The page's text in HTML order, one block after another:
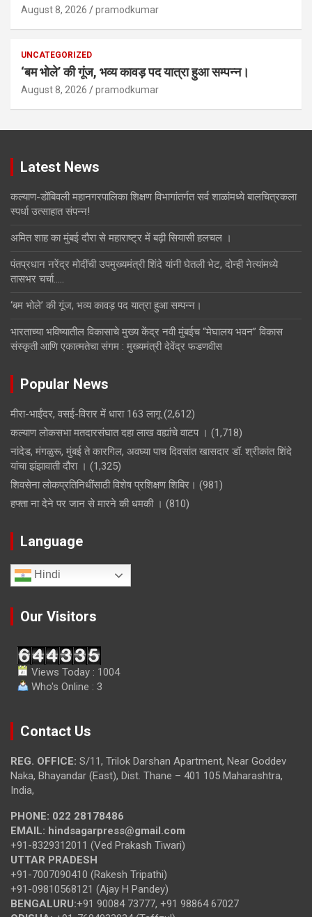
August 8, 2026 pramodkumar
UNCATEGORIZED
‘बम भोले’ की गूंज, भव्य कावड़ पद यात्रा हुआ सम्पन्न।
August 8, 2026 pramodkumar
Latest News
कल्याण-डोंबिवली महानगरपालिका शिक्षण विभागांतर्गत सर्व शाळांमध्ये बालचित्रकला
स्पर्धा उत्साहात संपन्न!
अमित शाह का मुंबई दौरा से महाराष्ट्र में बढ़ी सियासी हलचल ।
पंतप्रधान नरेंद्र मोदींची उपमुख्यमंत्री शिंदे यांनी घेतली भेट, दोन्ही नेत्यांमध्ये
तासभर चर्चा…..
‘बम भोले’ की गूंज, भव्य कावड़ पद यात्रा हुआ सम्पन्न।
भारताच्या भविष्यातील विकासाचे मुख्य केंद्र नवी मुंबईच “मेघालय भवन” विकास
संस्कृती आणि एकात्मतेचा संगम : मुख्यमंत्री देवेंद्र फडणवीस
Popular News
मीरा-भाईंदर, वसई-विरार में धारा 163 लागू (2,612)
कल्याण लोकसभा मतदारसंघात दहा लाख वह्यांचे वाटप । (1,718)
नांदेड, मंगळुरू, मुंबई ते कारगिल, अवघ्या पाच दिवसांत खासदार डॉ. श्रीकांत शिंदे
यांचा झंझावाती दौरा । (1,325)
शिवसेना लोकप्रतिनिधींसाठी विशेष प्रशिक्षण शिबिर। (981)
हफ्ता ना देने पर जान से मारने की धमकी । (810)
Language
Hindi
Our Visitors
Views Today : 1004
Who's Online : 3
Contact Us
REG. OFFICE: S/11, Trilok Darshan Apartment, Near Goddev
Naka, Bhayandar (East), Dist. Thane – 401 105 Maharashtra,
India,
PHONE: 022 28178486
EMAIL: hindsagarpress@gmail.com
+91-8329312011 (Ved Prakash Tiwari)
UTTAR PRADESH
+91-7007090410 (Rakesh Tripathi)
+91-09810568121 (Ajay H Pandey)
BENGALURU:+91 90084 73777, +91 98864 67027